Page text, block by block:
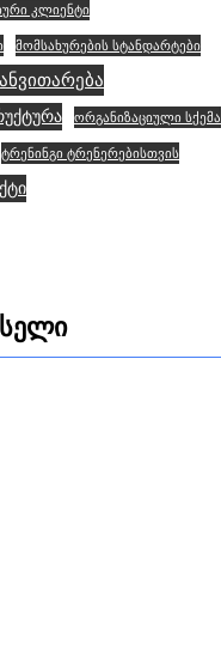
კლიენტი
მომსახურების სტანდარტები
ორგანიზაციული სქემა
ტრენინგი ტრენერებისთვის